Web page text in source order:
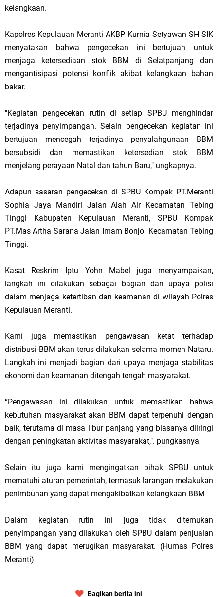
kelangkaan.
Kapolres Kepulauan Meranti AKBP Kurnia Setyawan SH SIK
menyatakan bahwa pengecekan ini bertujuan untuk
menjaga ketersediaan stok BBM di Selatpanjang dan
mengantisipasi potensi konflik akibat kelangkaan bahan
bakar.
"Kegiatan pengecekan rutin di setiap SPBU menghindar
terjadinya penyimpangan. Selain pengecekan kegiatan ini
bertujuan mencegah terjadinya penyalahgunaan BBM
bersubsidi dan memastikan ketersedian stok BBM
menjelang perayaan Natal dan tahun Baru," ungkapnya.
Adapun sasaran pengecekan di SPBU Kompak PT.Meranti
Sophia Jaya Mandiri Jalan Alah Air Kecamatan Tebing
Tinggi Kabupaten Kepulauan Meranti, SPBU Kompak
PT.Mas Artha Sarana Jalan Imam Bonjol Kecamatan Tebing
Tinggi.
Kasat Reskrim Iptu Yohn Mabel juga menyampaikan,
langkah ini dilakukan sebagai bagian dari upaya polisi
dalam menjaga ketertiban dan keamanan di wilayah Polres
Kepulauan Meranti.
Kami juga memastikan pengawasan ketat terhadap
distribusi BBM akan terus dilakukan selama momen Nataru.
Langkah ini menjadi bagian dari upaya menjaga stabilitas
ekonomi dan keamanan ditengah tengah masyarakat.
“Pengawasan ini dilakukan untuk memastikan bahwa
kebutuhan masyarakat akan BBM dapat terpenuhi dengan
baik, terutama di masa libur panjang yang biasanya diiringi
dengan peningkatan aktivitas masyarakat,". pungkasnya
Selain itu juga kami mengingatkan pihak SPBU untuk
mematuhi aturan pemerintah, termasuk larangan melakukan
penimbunan yang dapat mengakibatkan kelangkaan BBM
Dalam kegiatan rutin ini juga tidak ditemukan
penyimpangan yang dilakukan oleh SPBU dalam penjualan
BBM yang dapat merugikan masyarakat. (Humas Polres
Meranti)
Bagikan berita ini